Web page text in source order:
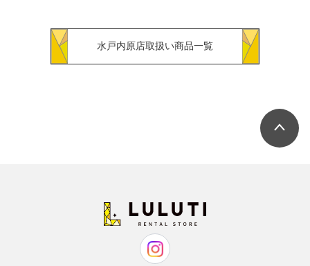
水戸内原店取扱い商品一覧